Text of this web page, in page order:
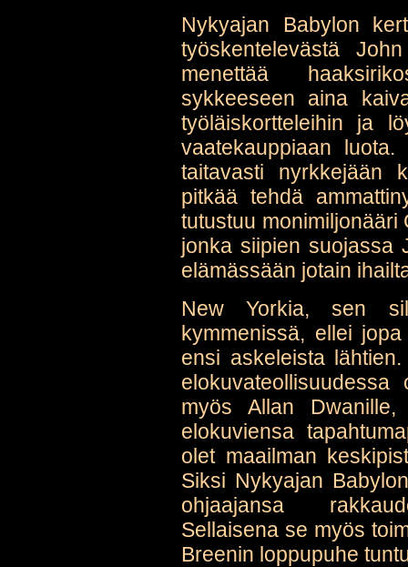
Nykyajan Babylon
työskentelevästä
menettää
sykkeeseen aina
työläiskortteleihin ja
vaatekauppiaan
taitavasti nyrkkejään
pitkää tehdä
tutustuu monimiljonääri
jonka siipien suojassa
elämässään jotain
New Yorkia, sen
kymmenissä, ellei
ensi askeleista
myös Allan
elokuviensa
olet maailman
Siksi Nykyajan
ohjaajansa
Sellaisena se myös
Breenin loppupuhe